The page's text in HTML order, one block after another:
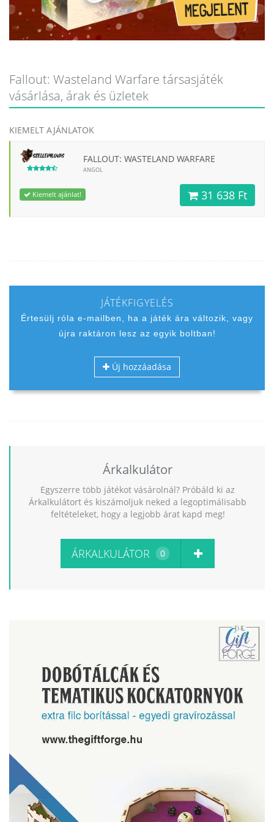
Fallout: Wasteland Warfare társasjáték
vásárlása, árak és üzletek
KIEMELT AJÁNLATOK
FALLOUT: WASTELAND WARFARE
ANGOL
Kiemelt ajánlat! 31 638 Ft
JÁTÉKFIGYELÉS
Értesülj róla e-mailben, ha a játék ára változik, vagy
újra raktáron lesz az egyik boltban!
Új hozzáadása
Árkalkulátor
Egyszerre több játékot vásárolnál? Próbáld ki az
Árkalkulátort és kiszámoljuk neked a legoptimálisabb
feltételeket, hogy a legjobb árat kapd meg!
ÁRKALKULÁTOR 0